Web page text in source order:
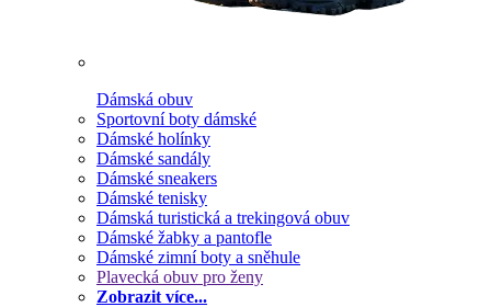
Dámská obuv
Sportovní boty dámské
Dámské holínky
Dámské sandály
Dámské sneakers
Dámské tenisky
Dámská turistická a trekingová obuv
Dámské žabky a pantofle
Dámské zimní boty a sněhule
Plavecká obuv pro ženy
Zobrazit více...